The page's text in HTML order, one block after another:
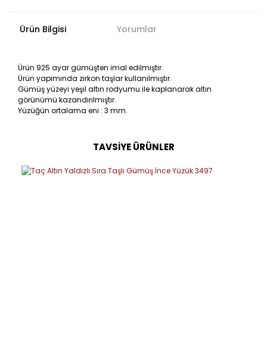
Ürün Bilgisi Yorumlar
Ürün 925 ayar gümüşten imal edilmiştir.
Ürün yapımında zirkon taşlar kullanılmıştır.
Gümüş yüzeyi yeşil altın rodyumu ile kaplanarak altın
görünümü kazandırılmıştır.
Yüzüğün ortalama eni : 3 mm.
TAVSİYE ÜRÜNLER